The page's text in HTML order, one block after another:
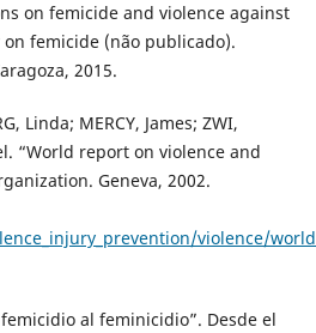
on femicide and violence against
femicide (não publicado).
2015.
Linda; MERCY, James; ZWI,
“World report on violence and
Geneva, 2002.
violence/
femicidio al feminicidio”. Desde el